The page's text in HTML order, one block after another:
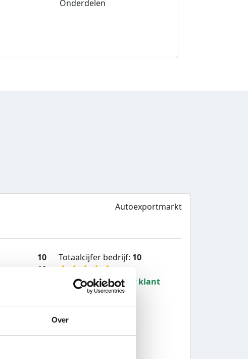
Over
Onderdelen
Autoexportmarkt
10
10
Totaalcijfer bedrijf: 10
Aanbevolen door klant